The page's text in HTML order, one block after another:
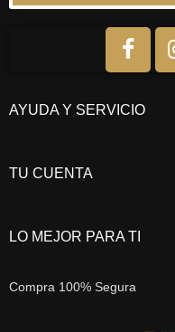
AYUDA Y SERVICIO
TU CUENTA
LO MEJOR PARA TI
Compra 100% Segura